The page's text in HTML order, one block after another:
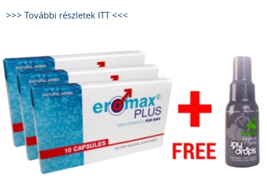
>>> További részletek ITT <<<